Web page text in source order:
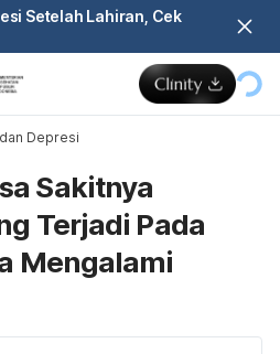
Setelah Lahiran, Cek
Depresi
Sakitnya
Terjadi Pada
Mengalami